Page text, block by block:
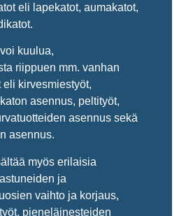
eli lapekatot, aumakatot,
kuulua,
riippuen mm. vanhan
eli kirvesmiestyöt,
asennus, peltityöt,
asennus sekä
asennus.
myös erilaisia
ja
vaihto ja korjaus,
pieneläinesteiden